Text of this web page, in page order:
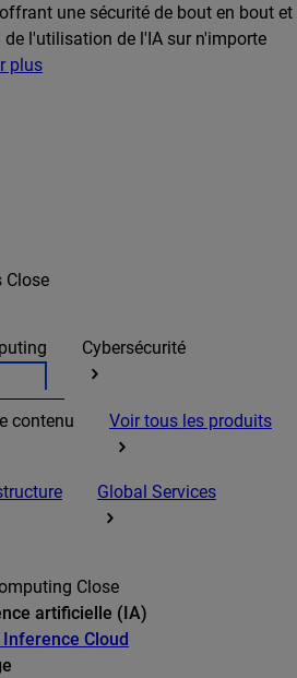
une sécurité de bout en bout et
l'utilisation de l'IA sur n'importe
plus
Close
Cybersécurité
contenu Voir tous les produits
Global Services
Close
artificielle (IA)
Cloud